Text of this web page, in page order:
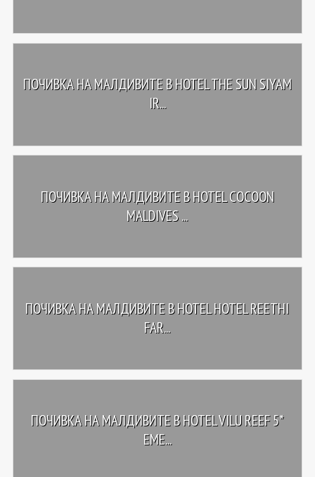
ПОЧИВКА НА МАЛДИВИТЕ В HOTEL THE SUN SIYAM
IR...
ПОЧИВКА НА МАЛДИВИТЕ В HOTEL COCOON
MALDIVES ...
ПОЧИВКА НА МАЛДИВИТЕ В HOTEL HOTEL REETHI
FAR...
ПОЧИВКА НА МАЛДИВИТЕ В HOTEL VILU REEF 5*
EME...